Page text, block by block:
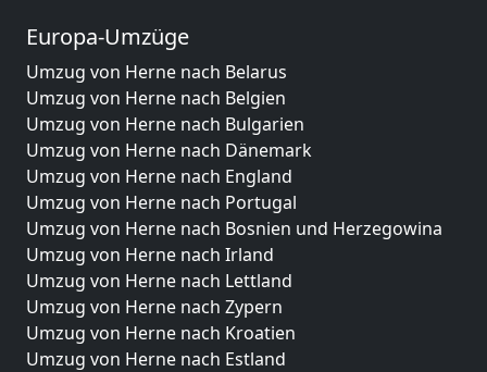
Europa-Umzüge
Umzug von Herne nach Belarus
Umzug von Herne nach Belgien
Umzug von Herne nach Bulgarien
Umzug von Herne nach Dänemark
Umzug von Herne nach England
Umzug von Herne nach Portugal
Umzug von Herne nach Bosnien und Herzegowina
Umzug von Herne nach Irland
Umzug von Herne nach Lettland
Umzug von Herne nach Zypern
Umzug von Herne nach Kroatien
Umzug von Herne nach Estland